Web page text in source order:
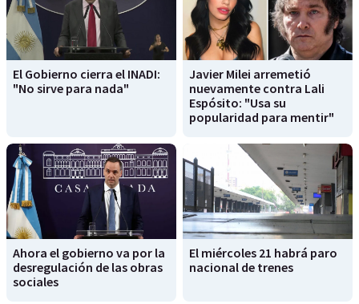
El Gobierno cierra el INADI:
"No sirve para nada"
Javier Milei arremetió
nuevamente contra Lali
Espósito: "Usa su
popularidad para mentir"
Ahora el gobierno va por la
desregulación de las obras
sociales
El miércoles 21 habrá paro
nacional de trenes